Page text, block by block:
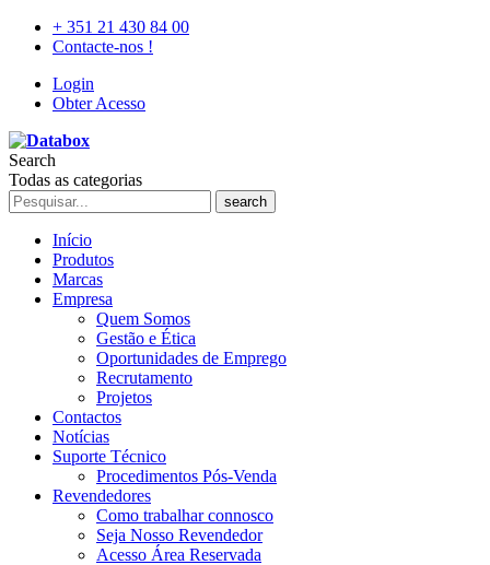
+ 351 21 430 84 00
Contacte-nos !
Login
Obter Acesso
Search
Todas as categorias
search
Início
Produtos
Marcas
Empresa
Quem Somos
Gestão e Ética
Oportunidades de Emprego
Recrutamento
Projetos
Contactos
Notícias
Suporte Técnico
Procedimentos Pós-Venda
Revendedores
Como trabalhar connosco
Seja Nosso Revendedor
Acesso Área Reservada